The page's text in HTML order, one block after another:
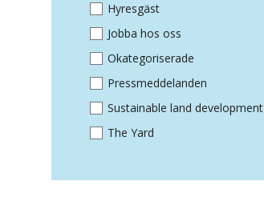
Hyresgäst
Jobba hos oss
Okategoriserade
Pressmeddelanden
Sustainable land development
The Yard